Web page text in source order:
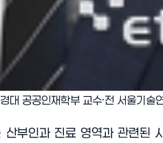
대 공공인재학부 교수·전 서울기술
부인과 진료 영역과 관련된